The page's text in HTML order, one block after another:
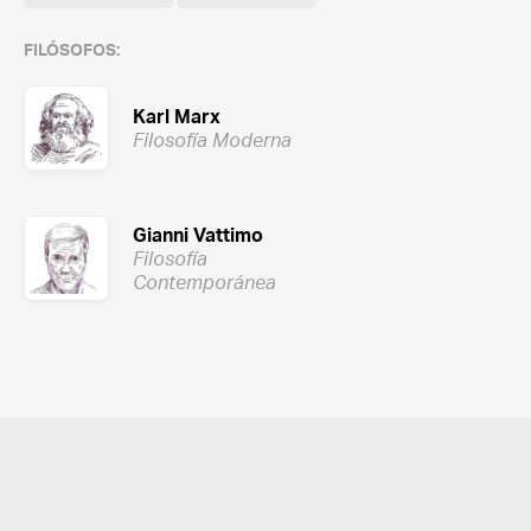
FILÓSOFOS:
Karl Marx
Filosofía Moderna
Gianni Vattimo
Filosofía
Contemporánea